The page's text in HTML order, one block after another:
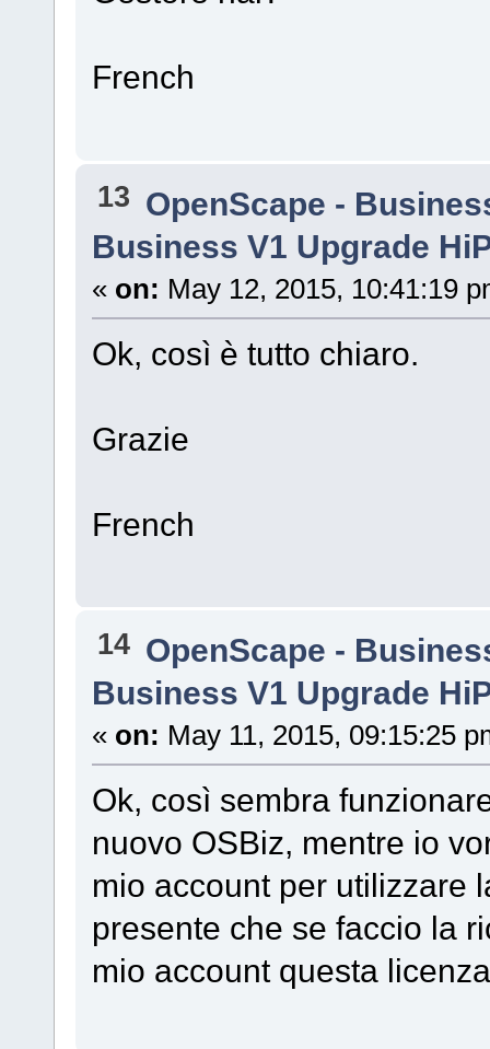
French
13 OpenScape -
Business V1 Upgrade
« on: May 12, 2015, 10:41:19
Ok, così è tutto chiaro.
Grazie
French
14 OpenScape -
Business V1 Upgrade
« on: May 11, 2015, 09:15:25
Ok, così sembra
nuovo OSBiz, mentre io
mio account per utilizzare
presente che se faccio la
mio account questa